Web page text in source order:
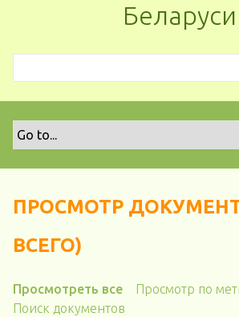
Беларуси
ПРОСМОТР
ВСЕГО)
Просмотреть все
Просмотр по
Поиск документов